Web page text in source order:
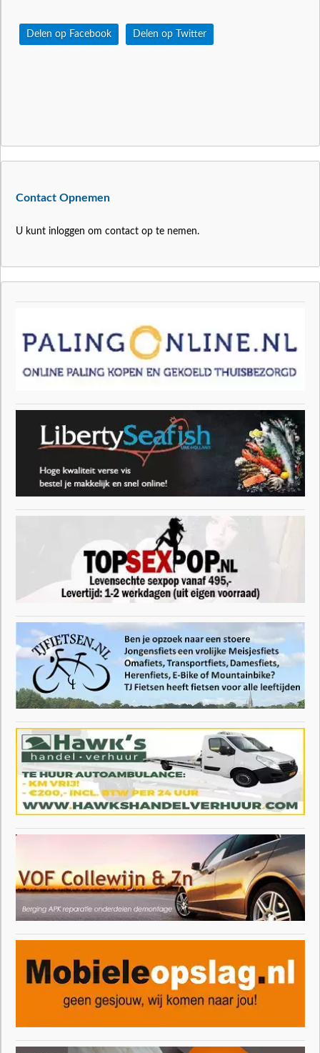
Delen op Facebook Delen op Twitter
Contact Opnemen
U kunt inloggen om contact op te nemen.